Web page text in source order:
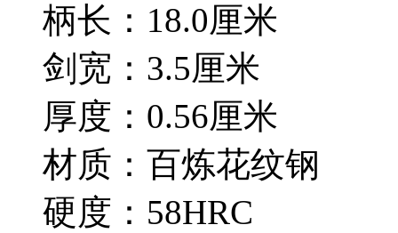
柄长：18.0厘米
剑宽：3.5厘米
厚度：0.56厘米
材质：百炼花纹钢
硬度：58HRC